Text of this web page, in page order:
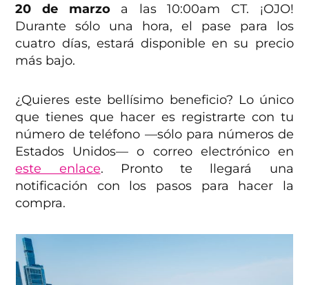
20 de marzoa las 10:00am CT. ¡OJO!
Durante sólo una hora, el pase para los
cuatro días, estará disponible en su precio
más bajo.
¿Quieres este bellísimo beneficio? Lo único
que tienes que hacer es registrarte con tu
número de teléfono —sólo para números de
Estados Unidos— o correo electrónico en
este enlace. Pronto te llegará una
notificación con los pasos para hacer la
compra.